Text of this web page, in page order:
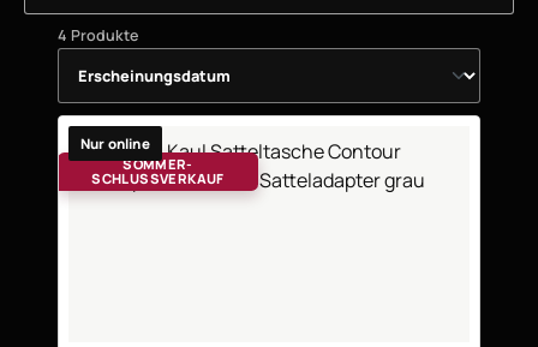
4 Produkte
SOMMER-
SCHLUSSVERKAUF
Nur online